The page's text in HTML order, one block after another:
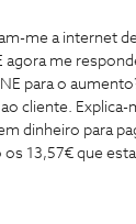
me a internet
me
para o
cliente.
dinheiro para
13,57€ que